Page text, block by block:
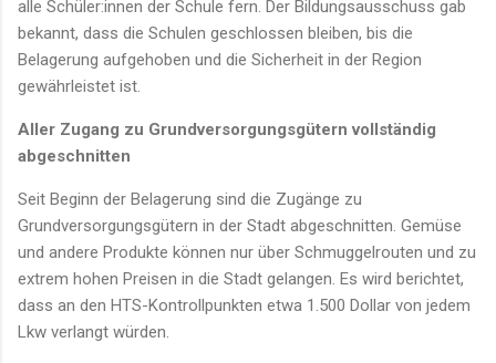
alle Schüler:innen der Schule fern. Der Bildungsausschuss gab
bekannt, dass die Schulen geschlossen bleiben, bis die
Belagerung aufgehoben und die Sicherheit in der Region
gewährleistet ist.
Aller Zugang zu Grundversorgungsgütern vollständig
abgeschnitten
Seit Beginn der Belagerung sind die Zugänge zu
Grundversorgungsgütern in der Stadt abgeschnitten. Gemüse
und andere Produkte können nur über Schmuggelrouten und zu
extrem hohen Preisen in die Stadt gelangen. Es wird berichtet,
dass an den HTS-Kontrollpunkten etwa 1.500 Dollar von jedem
Lkw verlangt würden.